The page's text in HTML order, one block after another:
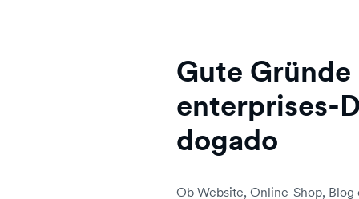
Gute
enterprises-
dogado
Ob Website, Online-Shop,